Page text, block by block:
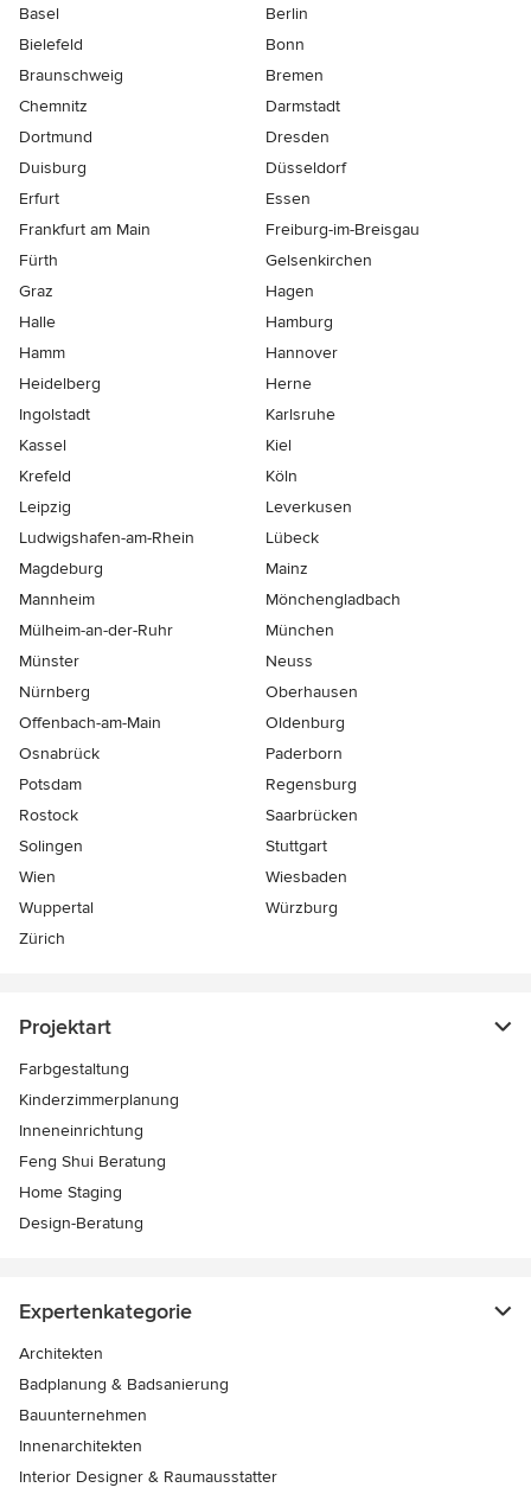
Basel
Berlin
Bielefeld
Bonn
Braunschweig
Bremen
Chemnitz
Darmstadt
Dortmund
Dresden
Duisburg
Düsseldorf
Erfurt
Essen
Frankfurt am Main
Freiburg-im-Breisgau
Fürth
Gelsenkirchen
Graz
Hagen
Halle
Hamburg
Hamm
Hannover
Heidelberg
Herne
Ingolstadt
Karlsruhe
Kassel
Kiel
Krefeld
Köln
Leipzig
Leverkusen
Ludwigshafen-am-Rhein
Lübeck
Magdeburg
Mainz
Mannheim
Mönchen­gladbach
Mülheim-an-der-Ruhr
München
Münster
Neuss
Nürnberg
Oberhausen
Offenbach-am-Main
Oldenburg
Osnabrück
Paderborn
Potsdam
Regensburg
Rostock
Saarbrücken
Solingen
Stuttgart
Wien
Wiesbaden
Wuppertal
Würzburg
Zürich
Projektart
Farbgestaltung
Kinderzimmerplanung
Inneneinrichtung
Feng Shui Beratung
Home Staging
Design-Beratung
Expertenkategorie
Architekten
Badplanung & Badsanierung
Bauunternehmen
Innenarchitekten
Interior Designer & Raumausstatter